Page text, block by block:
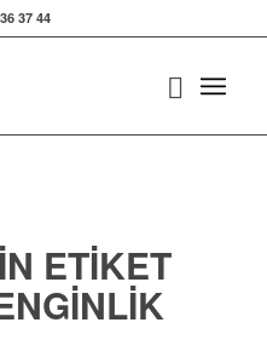
37 44
ETIKET